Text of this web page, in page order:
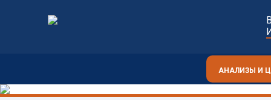
АНАЛИЗЫ И